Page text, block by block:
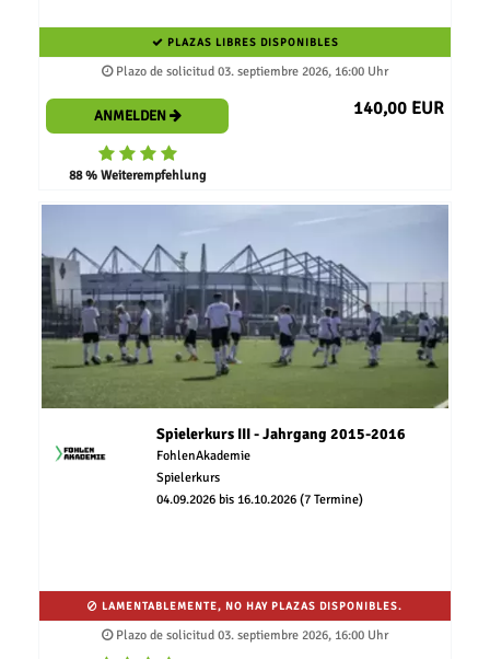
PLAZAS LIBRES DISPONIBLES
Plazo de solicitud 03. septiembre 2026, 16:00 Uhr
ANMELDEN
88 % Weiterempfehlung
140,00 EUR
Spielerkurs III - Jahrgang 2015-2016
FohlenAkademie
Spielerkurs
04.09.2026 bis 16.10.2026 (7 Termine)
LAMENTABLEMENTE, NO HAY PLAZAS DISPONIBLES.
Plazo de solicitud 03. septiembre 2026, 16:00 Uhr